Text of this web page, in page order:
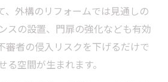
、外構のリフォームでは見通しの
スの設置、門扉の強化なども有効
審者の侵入リスクを下げるだけで
る空間が生まれます。